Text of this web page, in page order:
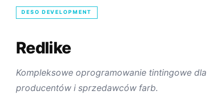
DESO DEVELOPMENT
Redlike
Kompleksowe oprogramowanie tintingowe dla
producentów i sprzedawców farb.